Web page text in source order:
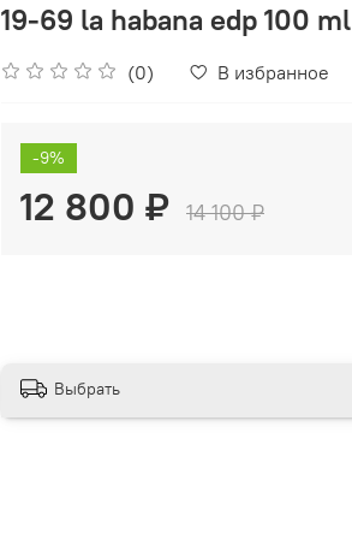
19-69 la habana edp 100 ml
(0) В избранное
-9%
12 800 ₽ 14 100 ₽
Выбрать